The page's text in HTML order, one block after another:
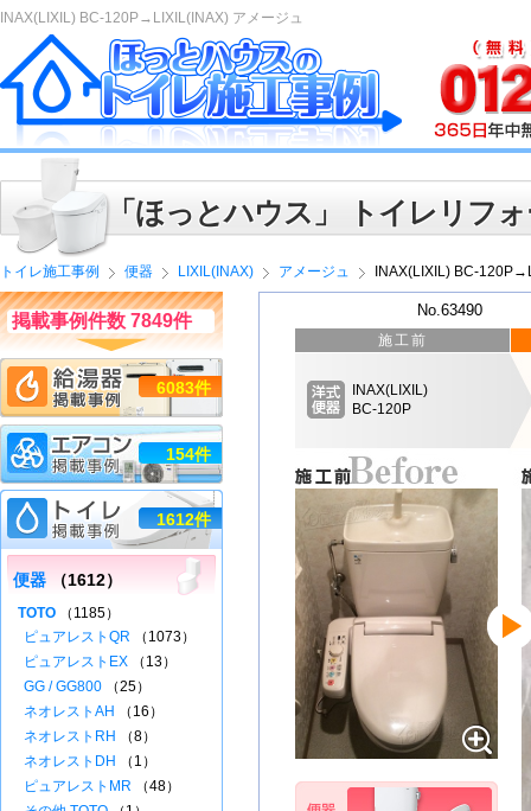
INAX(LIXIL) BC-120P→LIXIL(INAX) アメージュ
「ほっとハウス」 トイレリフ
トイレ施工事例 便器 LIXIL(INAX) アメージュ INAX(LIXIL) BC-
No.63490
施工前
INAX(LIXIL)
BC-120P
掲載事例件数 7849件
6083件
154件
1612件
便器 （1612）
TOTO （1185）
ピュアレストQR （1073）
ピュアレストEX （13）
GG / GG800 （25）
ネオレストAH
（16）
ネオレストRH
（8）
ネオレストDH
（1）
ピュアレストMR （48）